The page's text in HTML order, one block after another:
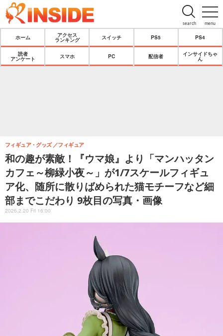
menu
search
ホーム
アクセス
ランキング
スイッチ PS5 PS4
読者
アンケート
スマホ PC 配信者
インサイドちゃ
ん
和の趣が素敵！『ウマ娘』より「マンハッタン
カフェ～柳緑小夜～」が1/7スケールフィギュ
ア化、随所に散りばめられた猫モチーフなど細
部までこだわり 9枚目の写真・画像
フィギュア・グッズ フィギュア
2026.2.20 Fri 16:00